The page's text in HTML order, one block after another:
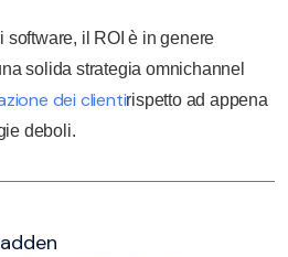
software, il ROI è in genere
solida strategia omnichannel
dei clientirispetto ad appena
deboli.